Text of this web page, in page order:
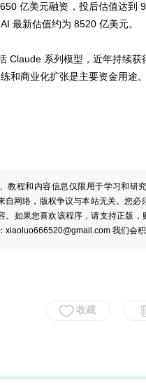
亿美元融资，投后估值达到
最新估值约为 8520 亿美元。
Claude 系列模型，近年持续
和商业化扩张是主要资金用途。
教程和内容信息仅限用于学习和研
自网络，版权争议与本站无关。您
。如果您喜欢该程序，请支持正版
xiaoluo666520@gmail.com 我们会